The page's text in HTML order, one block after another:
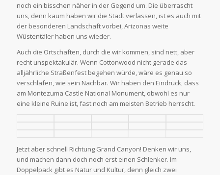
noch ein bisschen näher in der Gegend um. Die überrascht
uns, denn kaum haben wir die Stadt verlassen, ist es auch mit
der besonderen Landschaft vorbei, Arizonas weite
Wüstentäler haben uns wieder.
Auch die Ortschaften, durch die wir kommen, sind nett, aber
recht unspektakulär. Wenn Cottonwood nicht gerade das
alljährliche Straßenfest begehen würde, wäre es genau so
verschlafen, wie sein Nachbar. Wir haben den Eindruck, dass
am Montezuma Castle National Monument, obwohl es nur
eine kleine Ruine ist, fast noch am meisten Betrieb herrscht.
Jetzt aber schnell Richtung Grand Canyon! Denken wir uns,
und machen dann doch noch erst einen Schlenker. Im
Doppelpack gibt es Natur und Kultur, denn gleich zwei